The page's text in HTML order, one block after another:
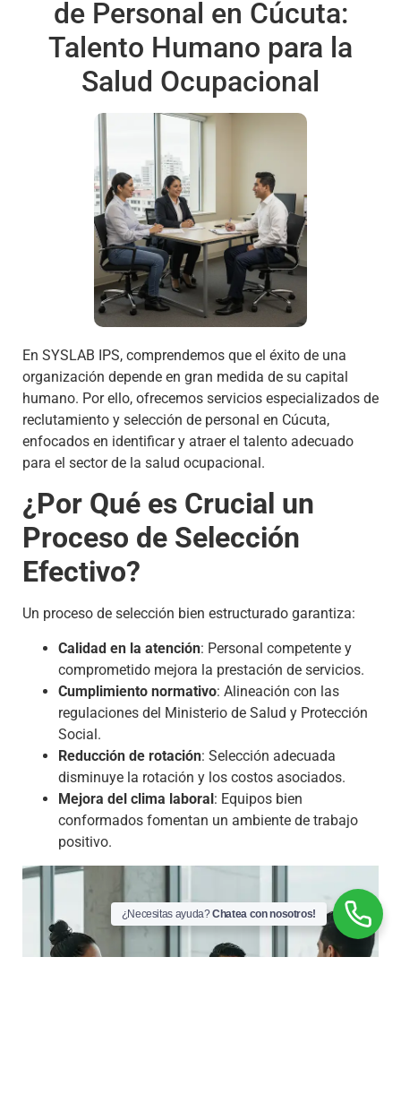
de Personal en Cúcuta:
Talento Humano para la
Salud Ocupacional
En SYSLAB IPS, comprendemos que el éxito de una
organización depende en gran medida de su capital
humano. Por ello, ofrecemos servicios especializados de
reclutamiento y selección de personal en Cúcuta,
enfocados en identificar y atraer el talento adecuado
para el sector de la salud ocupacional.
¿Por Qué es Crucial un
Proceso de Selección
Efectivo?
Un proceso de selección bien estructurado garantiza:
Calidad en la atención: Personal competente y
comprometido mejora la prestación de servicios.
Cumplimiento normativo: Alineación con las
regulaciones del Ministerio de Salud y Protección
Social.
Reducción de rotación: Selección adecuada
disminuye la rotación y los costos asociados.
Mejora del clima laboral: Equipos bien
conformados fomentan un ambiente de trabajo
positivo.
¿Necesitas ayuda?Chatea con nosotros!